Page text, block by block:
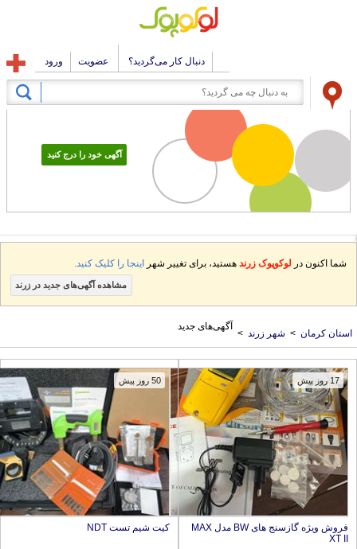
دنبال کار می‌گردید؟ عضویت ورود
آگهی خود را درج کنید
شما اکنون در لوکوپوک زرندهستید، برای تغییر شهراینجا را کلیک کنید.
مشاهده آگهی‌های جدید در زرند
کرمان > شهر زرند >
آگهی‌های جدید
17 روز پیش
فروش ویژه گازسنج های BW مدل MAX
XT II
50 روز پیش
کیت شیم تست NDT